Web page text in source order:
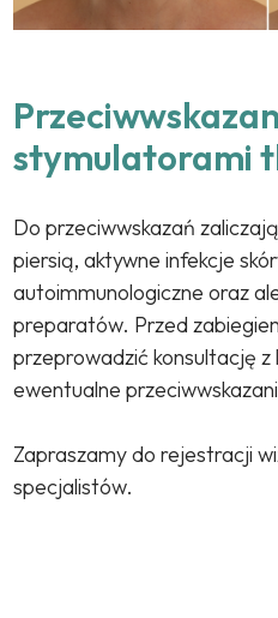
stymulatorami
Do przeciwwskazań
piersią, aktywne infekcje
autoimmunologiczne oraz
preparatów. Przed
przeprowadzić konsultację
ewentualne
Zapraszamy do rejestracji
specjalistów.